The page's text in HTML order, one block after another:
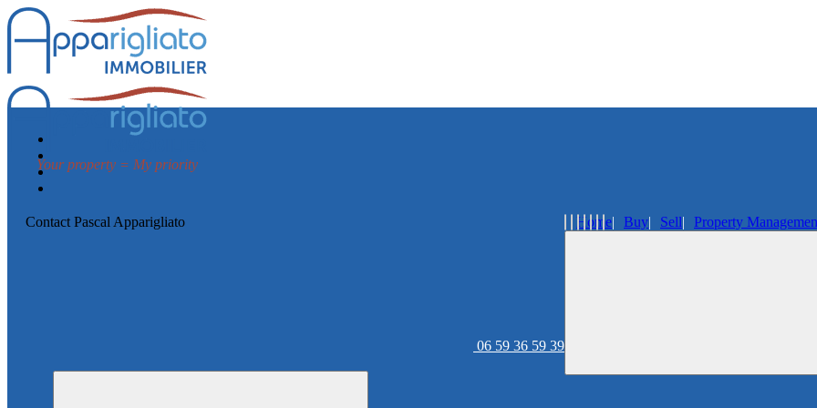
Your property = My priority
Contact Pascal Apparigliato
06 59 36 59 39
Home Buy Sell Property